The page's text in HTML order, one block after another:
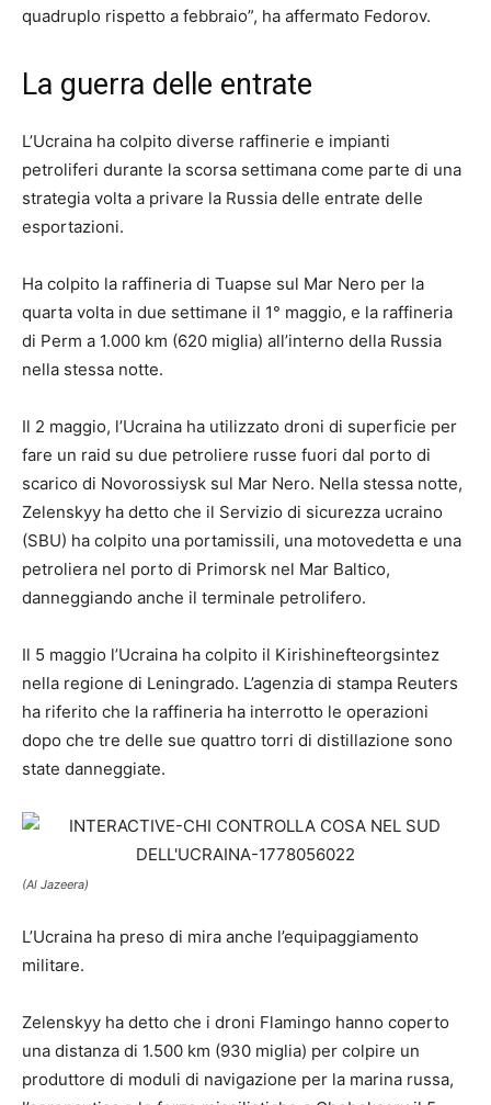
quadruplo rispetto a febbraio”, ha affermato Fedorov.
La guerra delle entrate
L’Ucraina ha colpito diverse raffinerie e impianti
petroliferi durante la scorsa settimana come parte di una
strategia volta a privare la Russia delle entrate delle
esportazioni.
Ha colpito la raffineria di Tuapse sul Mar Nero per la
quarta volta in due settimane il 1° maggio, e la raffineria
di Perm a 1.000 km (620 miglia) all’interno della Russia
nella stessa notte.
Il 2 maggio, l’Ucraina ha utilizzato droni di superficie per
fare un raid su due petroliere russe fuori dal porto di
scarico di Novorossiysk sul Mar Nero. Nella stessa notte,
Zelenskyy ha detto che il Servizio di sicurezza ucraino
(SBU) ha colpito una portamissili, una motovedetta e una
petroliera nel porto di Primorsk nel Mar Baltico,
danneggiando anche il terminale petrolifero.
Il 5 maggio l’Ucraina ha colpito il Kirishinefteorgsintez
nella regione di Leningrado. L’agenzia di stampa Reuters
ha riferito che la raffineria ha interrotto le operazioni
dopo che tre delle sue quattro torri di distillazione sono
state danneggiate.
(Al Jazeera)
L’Ucraina ha preso di mira anche l’equipaggiamento
militare.
Zelenskyy ha detto che i droni Flamingo hanno coperto
una distanza di 1.500 km (930 miglia) per colpire un
produttore di moduli di navigazione per la marina russa,